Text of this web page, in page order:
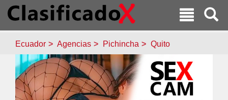
Ecuador Agencias Pichincha Quito